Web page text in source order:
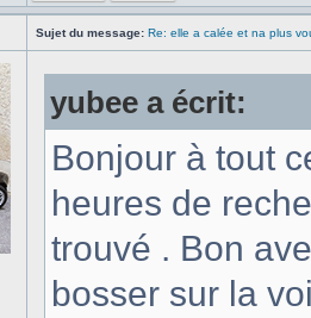
Sujet du message: Re: elle a calée et na plus
yubee a écrit:
Bonjour à tout
heures de
trouvé . Bon
bosser sur la